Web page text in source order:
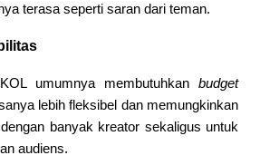
terasa seperti saran dari teman.
umumnya membutuhkan budget
lebih fleksibel dan memungkinkan
banyak kreator sekaligus untuk
audiens.